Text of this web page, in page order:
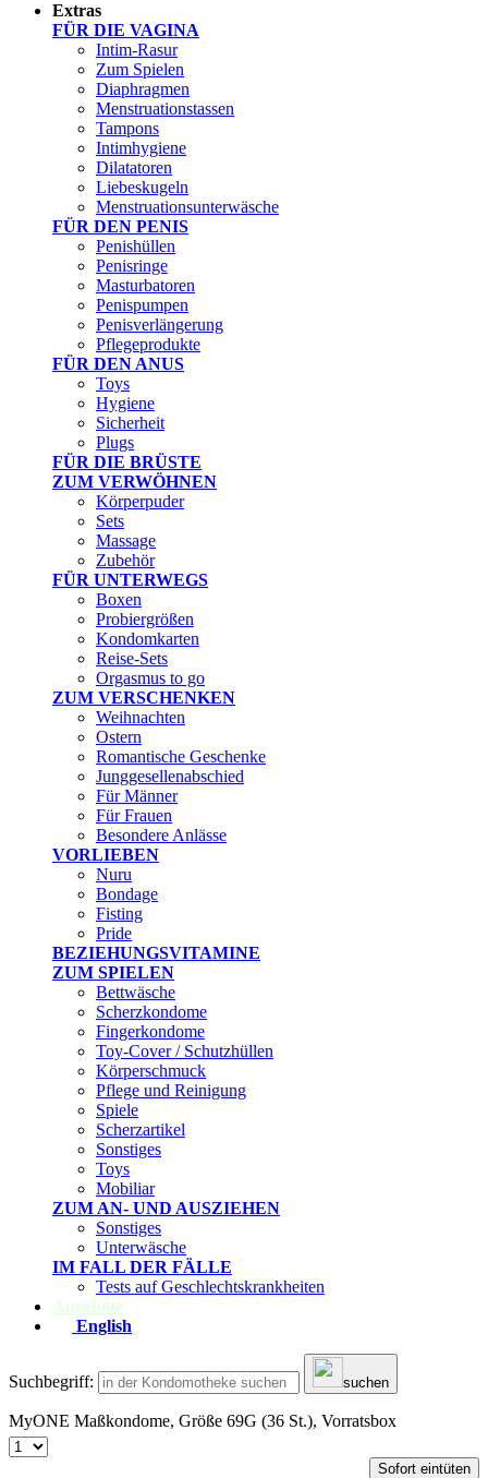
Extras
FÜR DIE VAGINA
Intim-Rasur
Zum Spielen
Diaphragmen
Menstruationstassen
Tampons
Intimhygiene
Dilatatoren
Liebeskugeln
Menstruationsunterwäsche
FÜR DEN PENIS
Penishüllen
Penisringe
Masturbatoren
Penispumpen
Penisverlängerung
Pflegeprodukte
FÜR DEN ANUS
Toys
Hygiene
Sicherheit
Plugs
FÜR DIE BRÜSTE
ZUM VERWÖHNEN
Körperpuder
Sets
Massage
Zubehör
FÜR UNTERWEGS
Boxen
Probiergrößen
Kondomkarten
Reise-Sets
Orgasmus to go
ZUM VERSCHENKEN
Weihnachten
Ostern
Romantische Geschenke
Junggesellenabschied
Für Männer
Für Frauen
Besondere Anlässe
VORLIEBEN
Nuru
Bondage
Fisting
Pride
BEZIEHUNGSVITAMINE
ZUM SPIELEN
Bettwäsche
Scherzkondome
Fingerkondome
Toy-Cover / Schutzhüllen
Körperschmuck
Pflege und Reinigung
Spiele
Scherzartikel
Sonstiges
Toys
Mobiliar
ZUM AN- UND AUSZIEHEN
Sonstiges
Unterwäsche
IM FALL DER FÄLLE
Tests auf Geschlechtskrankheiten
Angebote
English
Suchbegriff: suchen
MyONE Maßkondome, Größe 69G (36 St.), Vorratsbox
Sofort eintüten